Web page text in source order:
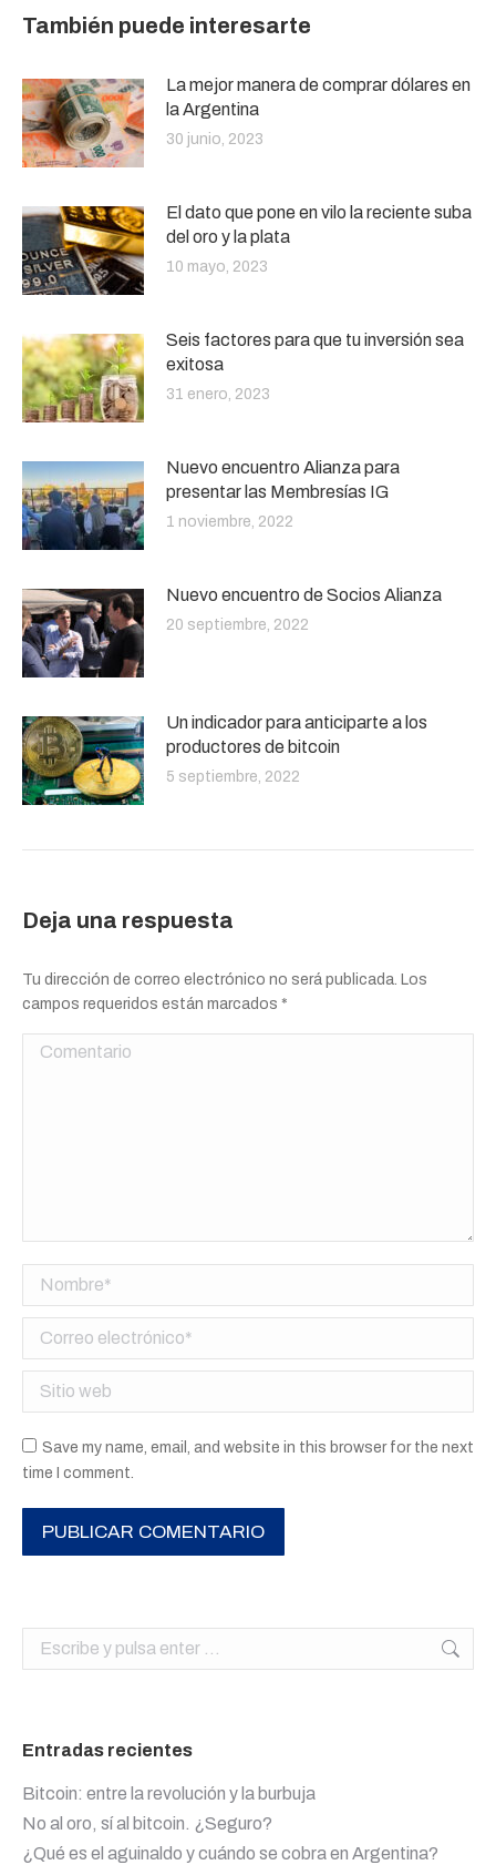
También puede interesarte
La mejor manera de comprar dólares en
la Argentina
30 junio, 2023
El dato que pone en vilo la reciente suba
del oro y la plata
10 mayo, 2023
Seis factores para que tu inversión sea
exitosa
31 enero, 2023
Nuevo encuentro Alianza para
presentar las Membresías IG
1 noviembre, 2022
Nuevo encuentro de Socios Alianza
20 septiembre, 2022
Un indicador para anticiparte a los
productores de bitcoin
5 septiembre, 2022
Deja una respuesta
Tu dirección de correo electrónico no será publicada. Los
campos requeridos están marcados *
Comentario
Nombre *
Correo electrónico *
Sitio web
Save my name, email, and website in this browser for the next
time I comment.
PUBLICAR COMENTARIO
Buscar:
Entradas recientes
Bitcoin: entre la revolución y la burbuja
No al oro, sí al bitcoin. ¿Seguro?
¿Qué es el aguinaldo y cuándo se cobra en Argentina?